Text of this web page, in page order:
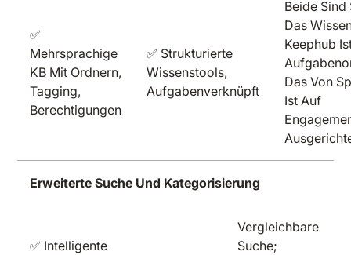
✅
Mehrsprachige
KB Mit Ordnern,
Tagging,
Berechtigungen
✅ Strukturierte
Wissenstools,
Aufgabenverknüpft
Beide
Das
Keephub
Das Von
Ist Auf
Erweiterte Suche Und Kategorisierung
✅ Intelligente
Vergleichbare
Suche;